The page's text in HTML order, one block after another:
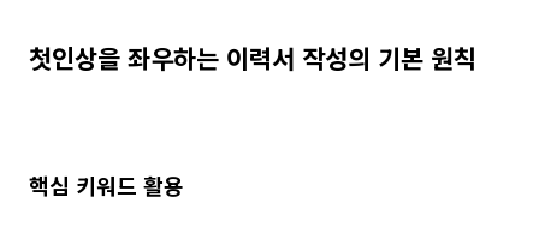
첫인상을 좌우하는 이력서 작성의 기본 원칙
핵심 키워드 활용